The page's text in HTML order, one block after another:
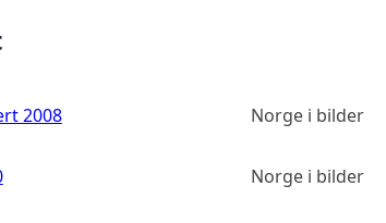
2008 Norge i bilder
Norge i bilder